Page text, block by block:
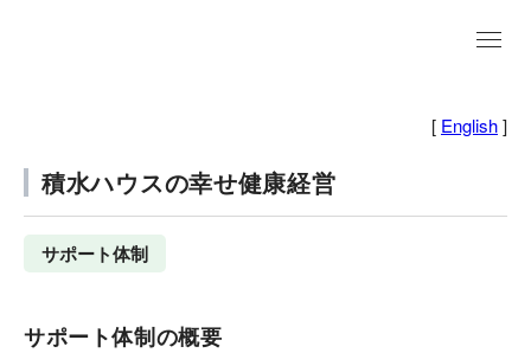
[ English]
積水ハウスの幸せ健康経営
サポート体制
サポート体制の概要